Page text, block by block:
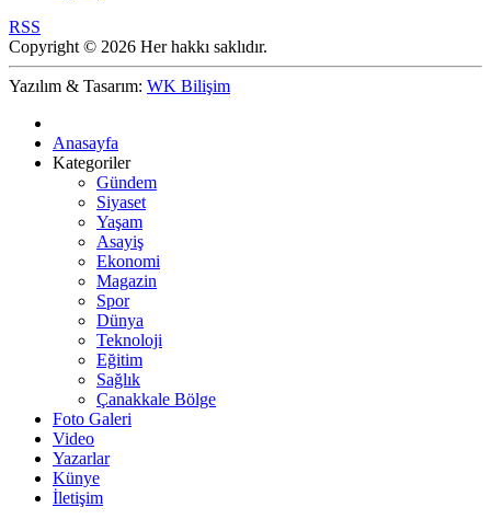
RSS
Copyright © 2026 Her hakkı saklıdır.
Yazılım & Tasarım: WK Bilişim
Anasayfa
Kategoriler
Gündem
Siyaset
Yaşam
Asayiş
Ekonomi
Magazin
Spor
Dünya
Teknoloji
Eğitim
Sağlık
Çanakkale Bölge
Foto Galeri
Video
Yazarlar
Künye
İletişim